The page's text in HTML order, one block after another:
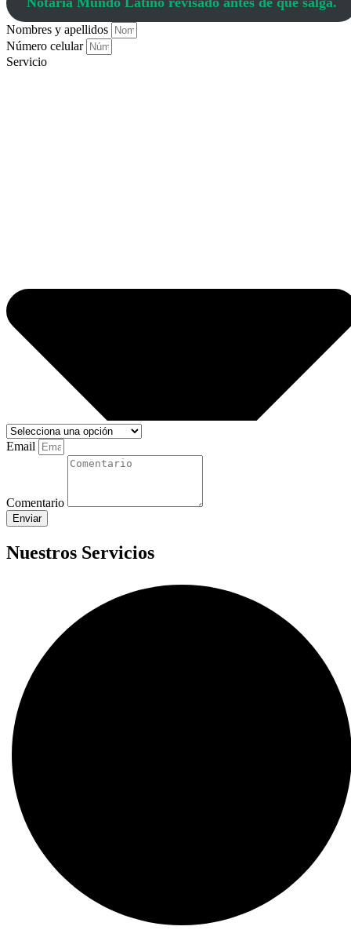
Nombres y apellidos
Número celular
Servicio
Email
Comentario
Enviar
Nuestros Servicios